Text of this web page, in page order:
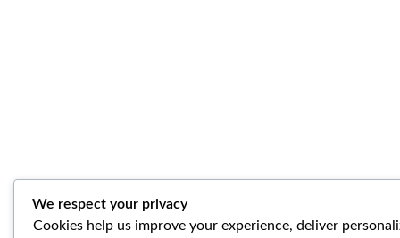
We respect your privacy
Cookies help us improve your experience, deliver